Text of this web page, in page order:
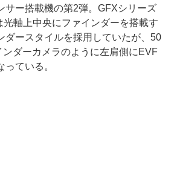
サー搭載機の第2弾。GFXシリーズ
光軸上中央にファインダーを搭載す
ダースタイルを採用していたが、50
ンダーカメラのように左肩側にEVF
ている。